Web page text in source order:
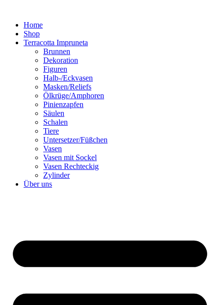
springenHome
Shop
Terracotta Impruneta
Brunnen
Dekoration
Figuren
Halb-/Eckvasen
Masken/Reliefs
Ölkrüge/Amphoren
Pinienzapfen
Säulen
Schalen
Tiere
Untersetzer/Füßchen
Vasen
Vasen mit Sockel
Vasen Rechteckig
Zylinder
Über uns